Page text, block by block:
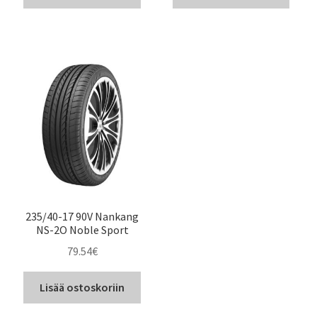
235/40-17 90V Nankang
NS-2O Noble Sport
79.54€
Lisää ostoskoriin